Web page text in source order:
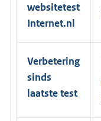
websitetest
Internet.nl
Verbetering
sinds
laatste test